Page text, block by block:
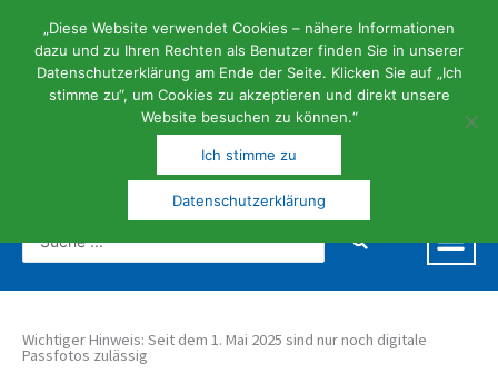
springen
FERIEN- | KUNST- UND KULTURGEMEINDE
...
Wichtiger Hinweis: Seit dem 1. Mai 2025 sind nur noch digitale
Passfotos zulässig
„Diese Website verwendet Cookies – nähere Informationen
dazu und zu Ihren Rechten als Benutzer finden Sie in unserer
Datenschutzerklärung am Ende der Seite. Klicken Sie auf „Ich
stimme zu“, um Cookies zu akzeptieren und direkt unsere
Website besuchen zu können.“
Ich stimme zu
Datenschutzerklärung